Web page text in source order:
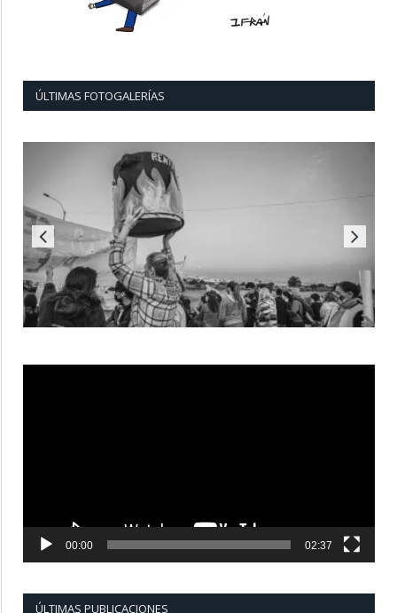
ÚLTIMAS FOTOGALERÍAS
00:00 02:37
ÚLTIMAS PUBLICACIONES